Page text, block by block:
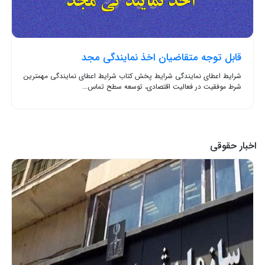
قابل توجه متقاضیان اخذ نمایندگی مجد
شرایط اعطای نمایندگی شرایط پخش کتاب شرایط اعطای نمایندگی مهمترین
شرط موفقیت در فعالیت اقتصادی، توسعه سطح تماس...
اخبار حقوقی